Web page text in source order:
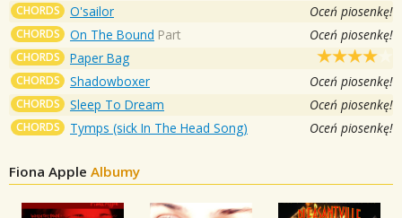
CHORDS O'sailor Oceń piosenkę!
CHORDS On The Bound Part Oceń piosenkę!
CHORDS Paper Bag
CHORDS Shadowboxer Oceń piosenkę!
CHORDS Sleep To Dream Oceń piosenkę!
CHORDS Tymps (sick In The Head Song) Oceń piosenkę!
Fiona Apple Albumy